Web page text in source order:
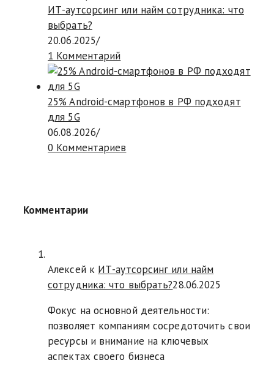
ИТ-аутсорсинг или найм сотрудника: что
выбрать?
20.06.2025/
1 Комментарий
25% Android-смартфонов в РФ подходят
для 5G
06.08.2026/
0 Комментариев
Комментарии
Алексей к ИТ-аутсорсинг или найм
сотрудника: что выбрать?28.06.2025
Фокус на основной деятельности:
позволяет компаниям сосредоточить свои
ресурсы и внимание на ключевых
аспектах своего бизнеса